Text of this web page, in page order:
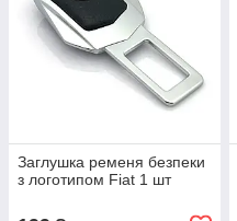
Заглушка ременя безпеки
з логотипом Fiat 1 шт